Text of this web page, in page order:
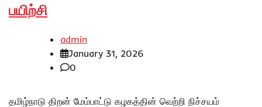
பயிற்சி
admin
January 31, 2026
0
தமிழ்நாடு திறன் மேம்பாட்டு கழகத்தின் வெற்றி நிச்சயம்